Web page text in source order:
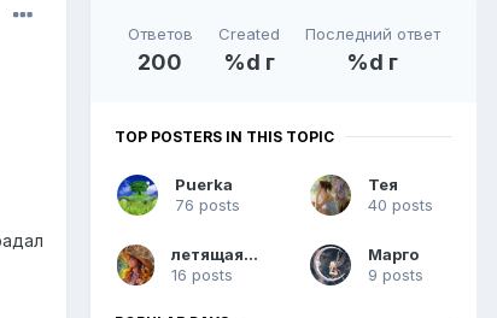
Ответов
200
Created
%d г
Последний ответ
%d г
TOP POSTERS IN THIS TOPIC
Puerka
76 posts
Тея
40 posts
летящая по
16 posts
Марго
9 posts